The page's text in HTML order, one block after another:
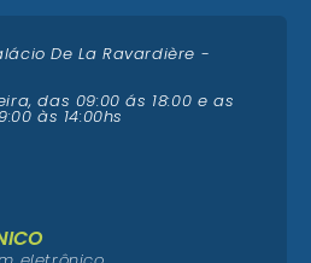
De La Ravardière -
das 09:00 ás 18:00 e as
às 14:00hs